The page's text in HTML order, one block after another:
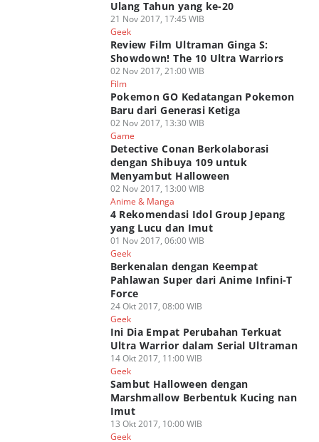
Ulang Tahun yang ke-20
21 Nov 2017, 17:45 WIB
Geek
Review Film Ultraman Ginga S:
Showdown! The 10 Ultra Warriors
02 Nov 2017, 21:00 WIB
Film
Pokemon GO Kedatangan Pokemon
Baru dari Generasi Ketiga
02 Nov 2017, 13:30 WIB
Game
Detective Conan Berkolaborasi
dengan Shibuya 109 untuk
Menyambut Halloween
02 Nov 2017, 13:00 WIB
Anime & Manga
4 Rekomendasi Idol Group Jepang
yang Lucu dan Imut
01 Nov 2017, 06:00 WIB
Geek
Berkenalan dengan Keempat
Pahlawan Super dari Anime Infini-T
Force
24 Okt 2017, 08:00 WIB
Geek
Ini Dia Empat Perubahan Terkuat
Ultra Warrior dalam Serial Ultraman
14 Okt 2017, 11:00 WIB
Geek
Sambut Halloween dengan
Marshmallow Berbentuk Kucing nan
Imut
13 Okt 2017, 10:00 WIB
Geek